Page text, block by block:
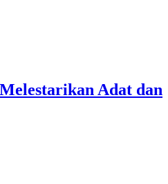
Adat dan